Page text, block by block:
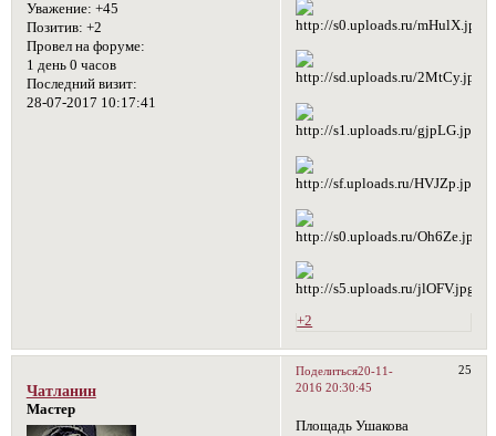
Уважение: +45
Позитив: +2
Провел на форуме:
1 день 0 часов
Последний визит:
28-07-2017 10:17:41
+2
Поделиться 25
20-11-
2016 20:30:45
Чатланин
Мастер
Площадь Ушакова